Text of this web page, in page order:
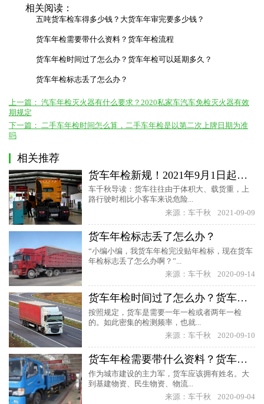
相关阅读：
五吨货车检车得多少钱？大货车年审完要多少钱？
货车年检需要带什么资料？货车年检流程
货车年检时间过了怎么办？货车年检可以延期多久？
货车年检标志丢了怎么办？
上一篇： 汽车年检灭火器有什么要求？2020私家车汽车免检灭火器有效
期规定
下一篇： 二手车年检时间怎么算，二手车年检是以第二次上牌日期为准
吗
相关推荐
货车年检新规！2021年9月1日起，全国统一实施货车年检称重
车千秋导读：货车往往由于体积大、载货重，上
路行驶时相比小客车来说危险...
来源：车千秋
2021-09-09
货车年检标志丢了怎么办？
“小编小编，我货车年检完没贴年检标，现在货车
年检标志丢了怎么办啊？”...
来源：车千秋
2020-09-14
货车年检时间过了怎么办？货车年检可以延期多久
按照规定，货车是需要一年一检或者两年一检
的。如此密集的检测频率，也就...
来源：车千秋
2020-09-10
货车年检需要带什么资料？货车年检流程
作为城市建设的主力军，货车应该拥有姓名。大
到基建物资、民生物资、物流...
来源：车千秋
2020-09-04